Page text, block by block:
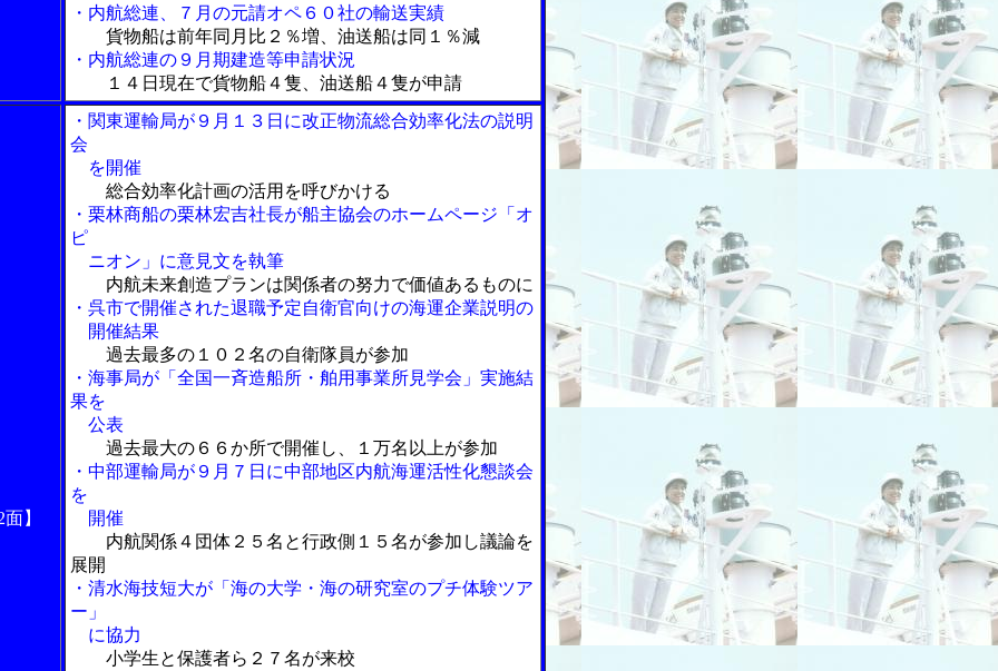
・内航総連、７月の元請オペ６０社の輸送実績
貨物船は前年同月比２％増、油送船は同１％減
・内航総連の９月期建造等申請状況
１４日現在で貨物船４隻、油送船４隻が申請
】
・関東運輸局が９月１３日に改正物流総合効率化法の説明
会
を開催
総合効率化計画の活用を呼びかける
・栗林商船の栗林宏吉社長が船主協会のホームページ「オ
ピ
ニオン」に意見文を執筆
内航未来創造プランは関係者の努力で価値あるものに
・呉市で開催された退職予定自衛官向けの海運企業説明の
開催結果
過去最多の１０２名の自衛隊員が参加
・海事局が「全国一斉造船所・舶用事業所見学会」実施結
果を
公表
過去最大の６６か所で開催し、１万名以上が参加
・中部運輸局が９月７日に中部地区内航海運活性化懇談会
を
開催
内航関係４団体２５名と行政側１５名が参加し議論を
展開
・清水海技短大が「海の大学・海の研究室のプチ体験ツア
ー」
に協力
小学生と保護者ら２７名が来校